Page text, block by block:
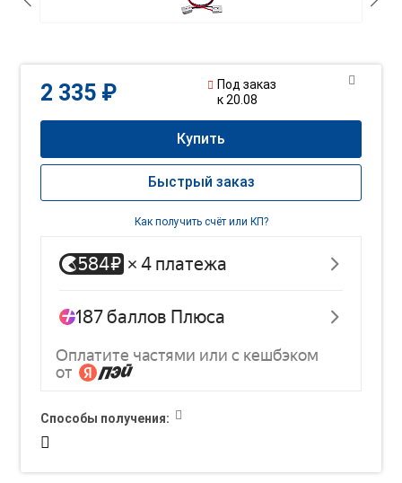
2 335 ₽
Под заказ
к 20.08
Купить
Быстрый заказ
Как получить счёт или КП?
Способы получения: